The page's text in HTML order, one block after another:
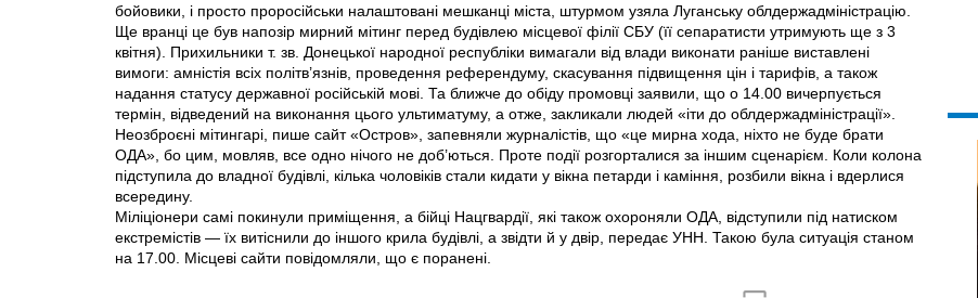
бойовики, і просто проросійськи налаштовані мешканці міста, штурмом узяла Луганську облдержадміністрацію.
Ще вранці це був напозір мирний мітинг перед будівлею місцевої філії СБУ (її сепаратисти утримують ще з 3
квітня). Прихильники т. зв. Донецької народної республіки вимагали від влади виконати раніше виставлені
вимоги: амністія всіх політв’язнів, проведення референдуму, скасування підвищення цін і тарифів, а також
надання статусу державної російській мові. Та ближче до обіду промовці заявили, що о 14.00 вичерпується
термін, відведений на виконання цього ультиматуму, а отже, закликали людей «iти до облдержадміністрації».
Неозброєні мітингарі, пише сайт «Остров», запевняли журналістів, що «це мирна хода, ніхто не буде брати
ОДА», бо цим, мовляв, все одно нічого не доб’ються. Проте події розгорталися за іншим сценарієм. Коли колона
підступила до владної будівлі, кілька чоловіків стали кидати у вікна петарди і каміння, розбили вікна і вдерлися
всередину.
Міліціонери самі покинули приміщення, а бійці Нацгвардії, які також охороняли ОДА, відступили під натиском
екстремістів — їх витіснили до іншого крила будівлі, а звідти й у двір, передає УНН. Такою була ситуація станом
на 17.00. Місцеві сайти повідомляли, що є поранені.